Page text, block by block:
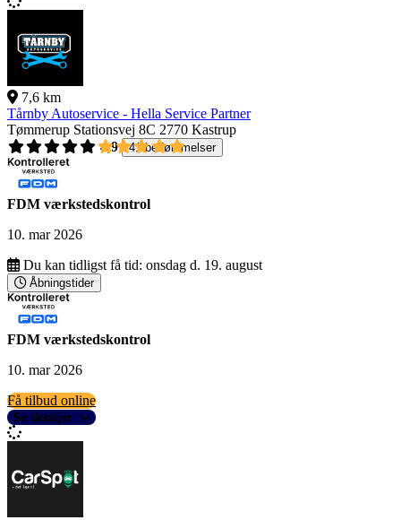
7,6 km
Tårnby Autoservice - Hella Service Partner
Tømmerup Stationsvej 8C 2770 Kastrup
4,9
41 bedømmelser
FDM værkstedskontrol
10. mar 2026
Du kan tidligst få tid: onsdag d. 19. august
Åbningstider
FDM værkstedskontrol
10. mar 2026
Få tilbud online
Se detaljer